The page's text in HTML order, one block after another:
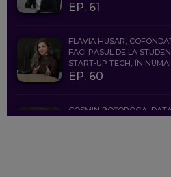
EP. 61
FLAVIA HUSAR,
FACI PASUL DE LA
START-UP TECH, ÎN
EP. 60
COSMIN BOȚOROGA,